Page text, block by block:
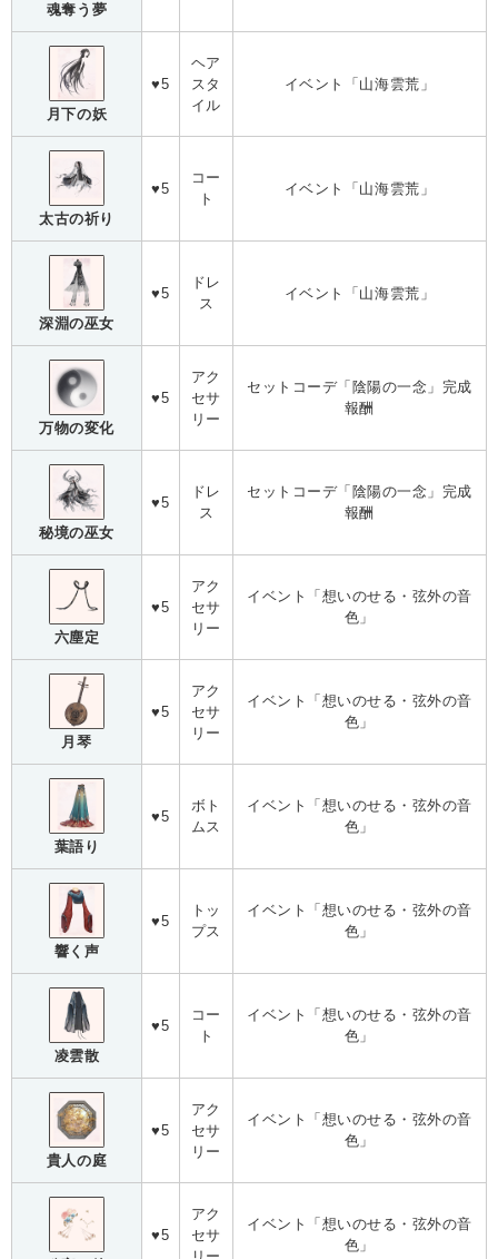
魂奪う夢
月下の妖
♥5
ヘア
スタ
イル
イベント「山海雲荒」
太古の祈り
♥5
コー
ト
イベント「山海雲荒」
深淵の巫女
♥5
ドレ
ス
イベント「山海雲荒」
万物の変化
♥5
アク
セサ
リー
セットコーデ「陰陽の一念」完成
報酬
秘境の巫女
♥5
ドレ
ス
セットコーデ「陰陽の一念」完成
報酬
六塵定
♥5
アク
セサ
リー
イベント「想いのせる・弦外の音
色」
月琴
♥5
アク
セサ
リー
イベント「想いのせる・弦外の音
色」
葉語り
♥5
ボト
ムス
イベント「想いのせる・弦外の音
色」
響く声
♥5
トッ
プス
イベント「想いのせる・弦外の音
色」
凌雲散
♥5
コー
ト
イベント「想いのせる・弦外の音
色」
貴人の庭
♥5
アク
セサ
リー
イベント「想いのせる・弦外の音
色」
♥5
アク
セサ
イベント「想いのせる・弦外の音
色」